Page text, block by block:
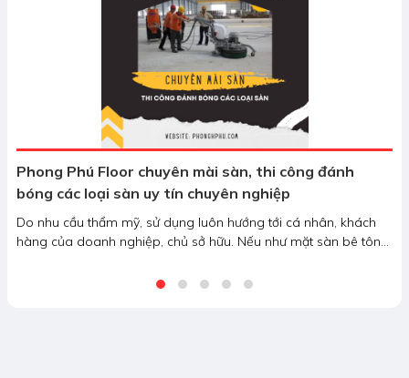
Phong Phú Floor chuyên mài sàn, thi công đánh
bóng các loại sàn uy tín chuyên nghiệp
Do nhu cầu thẩm mỹ, sử dụng luôn hướng tới cá nhân, khách
hàng của doanh nghiệp, chủ sở hữu. Nếu như mặt sàn bê tông
vô cùng thô, lồi lõm, kém nhìn, độ mịn màng không có và mất